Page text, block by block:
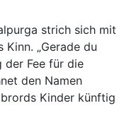
strich sich mit
„Gerade du
der Fee für die
den Namen
Kinder künftig